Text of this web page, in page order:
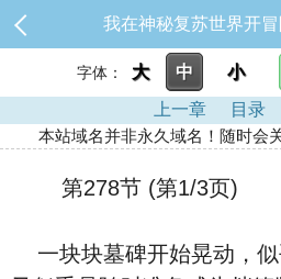
我在神秘复苏世界开
字体： 大 中 小
上一章
目录
本站域名并非永久域名！随时
第278节 (第1/3页)
一块块墓碑开始晃动，似